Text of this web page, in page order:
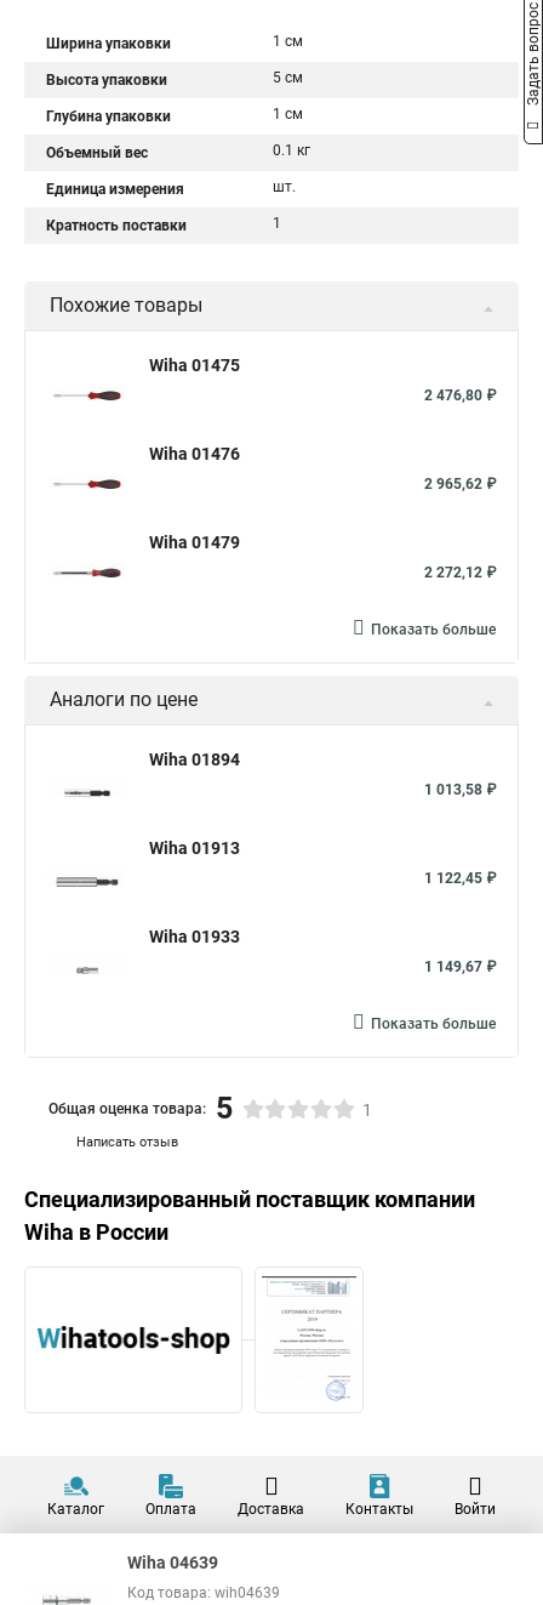
Ширина упаковки 1 см
Высота упаковки 5 см
Глубина упаковки 1 см
Объемный вес 0.1 кг
Единица измерения шт.
Кратность поставки 1
Похожие товары
Wiha 01475
2 476,80 ₽
Wiha 01476
2 965,62 ₽
Wiha 01479
2 272,12 ₽
Показать больше
Аналоги по цене
Wiha 01894
1 013,58 ₽
Wiha 01913
1 122,45 ₽
Wiha 01933
1 149,67 ₽
Показать больше
Написать отзыв
Общая оценка товара: 5 1
Специализированный поставщик компании
Wiha в России
Каталог Оплата Доставка Контакты Войти
Wiha 04639
Код товара: wih04639
Задать вопрос